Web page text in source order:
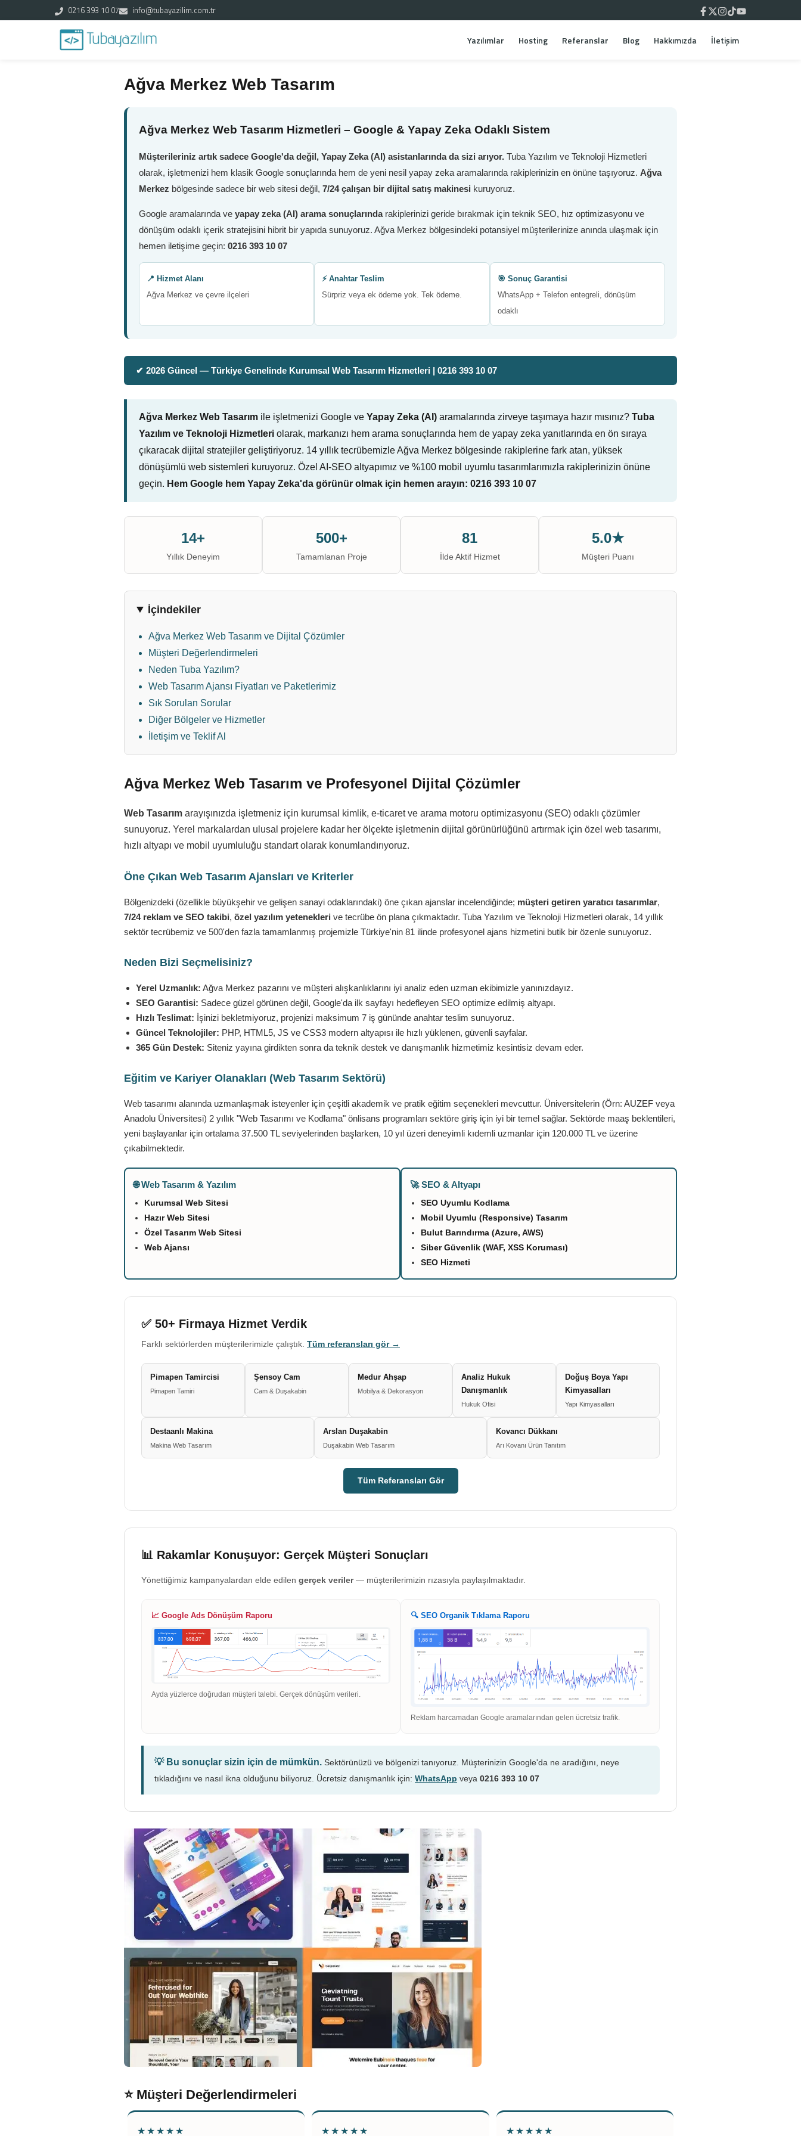
0216 393 10 07 info@tubayazilim.com.tr
Yazılımlar Hosting Referanslar Blog Hakkımızda İletişim
Ağva Merkez Web Tasarım
Ağva Merkez Web Tasarım Hizmetleri – Google & Yapay Zeka Odaklı Sistem
Müşterileriniz artık sadece Google'da değil, Yapay Zeka (AI) asistanlarında da sizi arıyor. Tuba Yazılım ve Teknoloji Hizmetleri
olarak, işletmenizi hem klasik Google sonuçlarında hem de yeni nesil yapay zeka aramalarında rakiplerinizin en önüne taşıyoruz. Ağva
Merkez bölgesinde sadece bir web sitesi değil, 7/24 çalışan bir dijital satış makinesi kuruyoruz.
Google aramalarında ve yapay zeka (AI) arama sonuçlarındarakiplerinizi geride bırakmak için teknik SEO, hız optimizasyonu ve
dönüşüm odaklı içerik stratejisini hibrit bir yapıda sunuyoruz. Ağva Merkez bölgesindeki potansiyel müşterilerinize anında ulaşmak için
hemen iletişime geçin: 0216 393 10 07
📍 Hizmet Alanı
Ağva Merkez ve çevre ilçeleri
⚡ Anahtar Teslim
Sürpriz veya ek ödeme yok. Tek ödeme.
🎯 Sonuç Garantisi
WhatsApp + Telefon entegreli, dönüşüm
odaklı
✔ 2026 Güncel — Türkiye Genelinde Kurumsal Web Tasarım Hizmetleri | 0216 393 10 07
Ağva Merkez Web Tasarım ile işletmenizi Google ve Yapay Zeka (AI) aramalarında zirveye taşımaya hazır mısınız? Tuba
Yazılım ve Teknoloji Hizmetleri olarak, markanızı hem arama sonuçlarında hem de yapay zeka yanıtlarında en ön sıraya
çıkaracak dijital stratejiler geliştiriyoruz. 14 yıllık tecrübemizle Ağva Merkez bölgesinde rakiplerine fark atan, yüksek
dönüşümlü web sistemleri kuruyoruz. Özel AI-SEO altyapımız ve %100 mobil uyumlu tasarımlarımızla rakiplerinizin önüne
geçin. Hem Google hem Yapay Zeka'da görünür olmak için hemen arayın: 0216 393 10 07
14+
Yıllık Deneyim
500+
Tamamlanan Proje
81
İlde Aktif Hizmet
5.0★
Müşteri Puanı
İçindekiler
Ağva Merkez Web Tasarım ve Dijital Çözümler
Müşteri Değerlendirmeleri
Neden Tuba Yazılım?
Web Tasarım Ajansı Fiyatları ve Paketlerimiz
Sık Sorulan Sorular
Diğer Bölgeler ve Hizmetler
İletişim ve Teklif Al
Ağva Merkez Web Tasarım ve Profesyonel Dijital Çözümler
Web Tasarım arayışınızda işletmeniz için kurumsal kimlik, e-ticaret ve arama motoru optimizasyonu (SEO) odaklı çözümler
sunuyoruz. Yerel markalardan ulusal projelere kadar her ölçekte işletmenin dijital görünürlüğünü artırmak için özel web tasarımı,
hızlı altyapı ve mobil uyumluluğu standart olarak konumlandırıyoruz.
Öne Çıkan Web Tasarım Ajansları ve Kriterler
Bölgenizdeki (özellikle büyükşehir ve gelişen sanayi odaklarındaki) öne çıkan ajanslar incelendiğinde; müşteri getiren yaratıcı tasarımlar,
7/24 reklam ve SEO takibi, özel yazılım yetenekleri ve tecrübe ön plana çıkmaktadır. Tuba Yazılım ve Teknoloji Hizmetleri olarak, 14 yıllık
sektör tecrübemiz ve 500'den fazla tamamlanmış projemizle Türkiye'nin 81 ilinde profesyonel ajans hizmetini butik bir özenle sunuyoruz.
Neden Bizi Seçmelisiniz?
Yerel Uzmanlık: Ağva Merkez pazarını ve müşteri alışkanlıklarını iyi analiz eden uzman ekibimizle yanınızdayız.
SEO Garantisi: Sadece güzel görünen değil, Google'da ilk sayfayı hedefleyen SEO optimize edilmiş altyapı.
Hızlı Teslimat: İşinizi bekletmiyoruz, projenizi maksimum 7 iş gününde anahtar teslim sunuyoruz.
Güncel Teknolojiler: PHP, HTML5, JS ve CSS3 modern altyapısı ile hızlı yüklenen, güvenli sayfalar.
365 Gün Destek: Siteniz yayına girdikten sonra da teknik destek ve danışmanlık hizmetimiz kesintisiz devam eder.
Eğitim ve Kariyer Olanakları (Web Tasarım Sektörü)
Web tasarımı alanında uzmanlaşmak isteyenler için çeşitli akademik ve pratik eğitim seçenekleri mevcuttur. Üniversitelerin (Örn: AUZEF veya
Anadolu Üniversitesi) 2 yıllık "Web Tasarımı ve Kodlama" önlisans programları sektöre giriş için iyi bir temel sağlar. Sektörde maaş beklentileri,
yeni başlayanlar için ortalama 37.500 TL seviyelerinden başlarken, 10 yıl üzeri deneyimli kıdemli uzmanlar için 120.000 TL ve üzerine
çıkabilmektedir.
🌐 Web Tasarım & Yazılım
Kurumsal Web Sitesi
Hazır Web Sitesi
Özel Tasarım Web Sitesi
Web Ajansı
🚀 SEO & Altyapı
SEO Uyumlu Kodlama
Mobil Uyumlu (Responsive) Tasarım
Bulut Barındırma (Azure, AWS)
Siber Güvenlik (WAF, XSS Koruması)
SEO Hizmeti
✅ 50+ Firmaya Hizmet Verdik
Farklı sektörlerden müşterilerimizle çalıştık. Tüm referansları gör →
Pimapen Tamircisi
Pimapen Tamiri
Şensoy Cam
Cam & Duşakabin
Medur Ahşap
Mobilya & Dekorasyon
Analiz Hukuk
Danışmanlık
Hukuk Ofisi
Doğuş Boya Yapı
Kimyasalları
Yapı Kimyasalları
Destaanlı Makina
Makina Web Tasarım
Arslan Duşakabin
Duşakabin Web Tasarım
Kovancı Dükkanı
Arı Kovanı Ürün Tanıtım
Tüm Referansları Gör
📊 Rakamlar Konuşuyor: Gerçek Müşteri Sonuçları
Yönettiğimiz kampanyalardan elde edilen gerçek veriler— müşterilerimizin rızasıyla paylaşılmaktadır.
📈 Google Ads Dönüşüm Raporu
Ayda yüzlerce doğrudan müşteri talebi. Gerçek dönüşüm verileri.
🔍 SEO Organik Tıklama Raporu
Reklam harcamadan Google aramalarından gelen ücretsiz trafik.
💡 Bu sonuçlar sizin için de mümkün. Sektörünüzü ve bölgenizi tanıyoruz. Müşterinizin Google'da ne aradığını, neye
tıkladığını ve nasıl ikna olduğunu biliyoruz. Ücretsiz danışmanlık için: WhatsApp veya 0216 393 10 07
⭐ Müşteri Değerlendirmeleri
★★★★★ ★★★★★ ★★★★★